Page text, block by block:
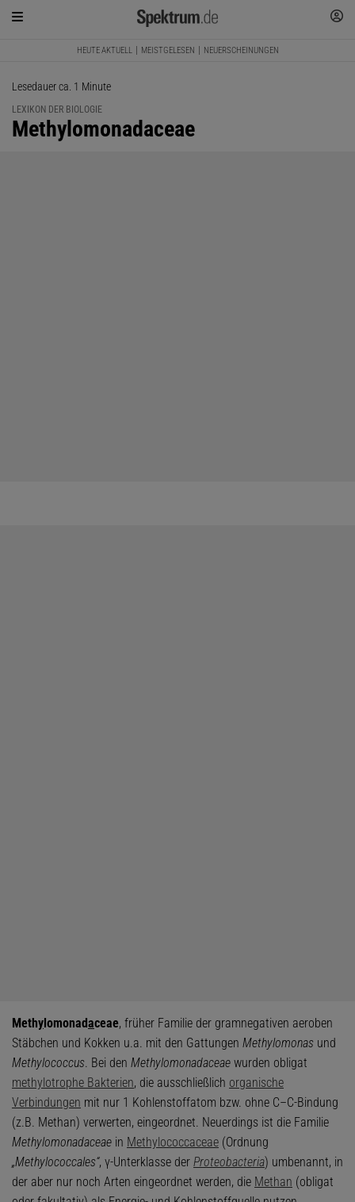
HEUTE AKTUELL MEISTGELESEN NEUERSCHEINUNGEN
Lesedauer ca. 1 Minute
LEXIKON DER BIOLOGIE
:
Methylomonadaceae
Methylomonadaceae, früher Familie der gramnegativen aeroben
Stäbchen und Kokken u.a. mit den Gattungen Methylomonas und
Methylococcus. Bei den Methylomonadaceae wurden obligat
methylotrophe Bakterien, die ausschließlich organische
Verbindungen mit nur 1 Kohlenstoffatom bzw. ohne C–C-Bindung
(z.B. Methan) verwerten, eingeordnet. Neuerdings ist die Familie
Methylomonadaceae in Methylococcaceae (Ordnung
„Methylococcales“, γ-Unterklasse der Proteobacteria) umbenannt, in
der aber nur noch Arten eingeordnet werden, die Methan (obligat